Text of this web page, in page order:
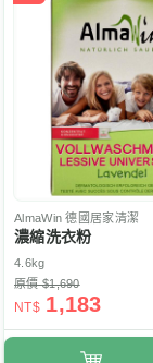
AlmaWin 德國居家清潔
濃縮洗衣粉
4.6kg
原價 $1,690
NT$ 1,183